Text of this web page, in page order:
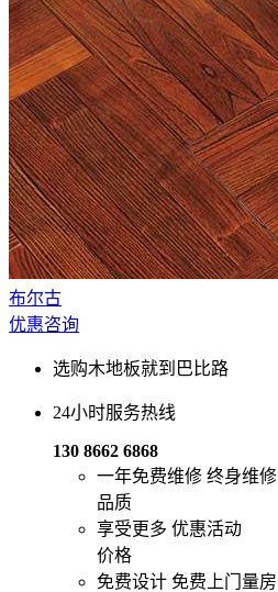
布尔古
优惠咨询
选购木地板就到巴比路
24小时服务热线
130 8662 6868
一年免费维修 终身维修
品质
享受更多 优惠活动
价格
免费设计 免费上门量房